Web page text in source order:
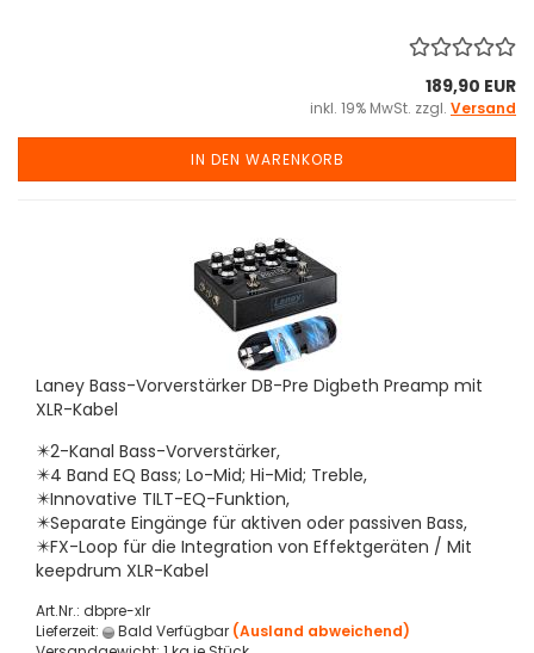
189,90 EUR
inkl. 19% MwSt. zzgl. Versand
IN DEN WARENKORB
Laney Bass-Vorverstärker DB-Pre Digbeth Preamp mit
XLR-Kabel
✴️2-Kanal Bass-Vorverstärker,
✴️4 Band EQ Bass; Lo-Mid; Hi-Mid; Treble,
✴️Innovative TILT-EQ-Funktion,
✴️Separate Eingänge für aktiven oder passiven Bass,
✴️FX-Loop für die Integration von Effektgeräten / Mit
keepdrum XLR-Kabel
Art.Nr.: dbpre-xlr
Lieferzeit:
Bald Verfügbar (Ausland abweichend)